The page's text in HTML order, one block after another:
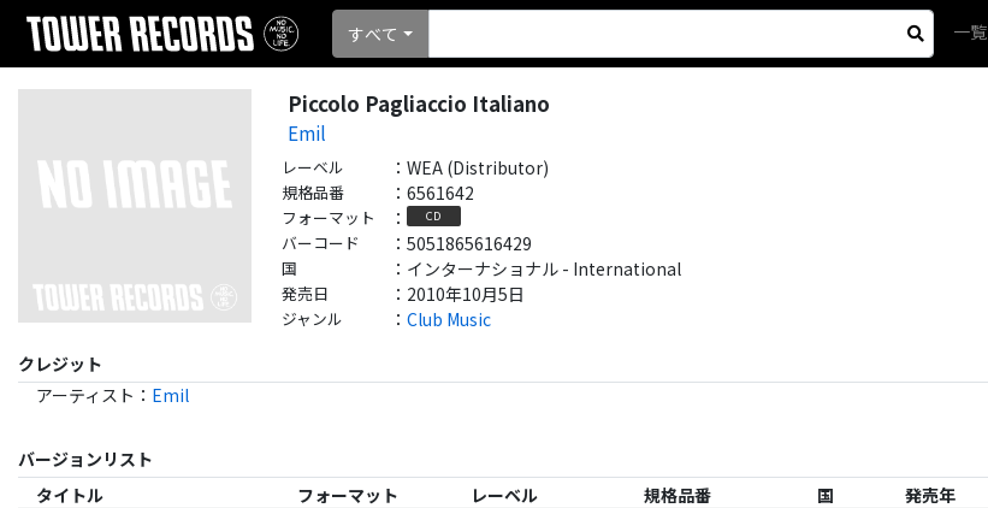
すべて 一覧
Piccolo Pagliaccio Italiano
Emil
レーベル ： WEA (Distributor)
規格品番 ： 6561642
フォーマット ： CD
バーコード ： 5051865616429
国 ： インターナショナル - International
発売日 ： 2010年10月5日
ジャンル ： Club Music
クレジット
アーティスト ： Emil
バージョンリスト
タイトル
フォーマット レーベル 規格品番 国
発売年